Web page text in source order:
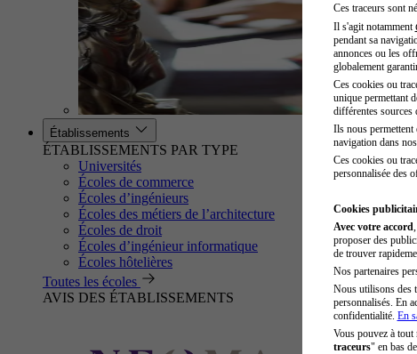
Établissements
ÉTABLISSEMENTS PAR TYPE
Universités
Écoles de commerce
Écoles d’ingénieurs
Écoles des métiers de l’architecture
Écoles de droit
Écoles d’ingénieur informatique
Écoles hôtelières
Toutes les écoles
AVIS DES ÉTABLISSEMENTS
Ces traceurs sont
Il s'agit notamment
pendant sa
annonces ou les
globalement
Ces cookies ou
unique permettant
différentes sources
Ils nous permettent
navigation dans
Ces cookies ou
personnalisée des
Cookies
Avec votre accord
proposer des
de trouver
Nos partenaires
Nous utilisons des
personnalisés. En
confidentialité. En
Vous pouvez à tout
traceurs" en bas de